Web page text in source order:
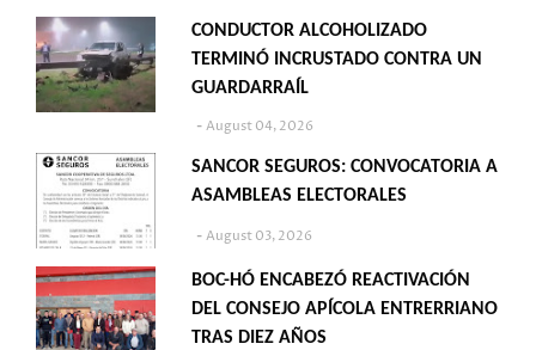
CONDUCTOR ALCOHOLIZADO
TERMINÓ INCRUSTADO CONTRA UN
GUARDARRAÍL
August 04, 2026
SANCOR SEGUROS: CONVOCATORIA A
ASAMBLEAS ELECTORALES
August 03, 2026
BOC-HÓ ENCABEZÓ REACTIVACIÓN
DEL CONSEJO APÍCOLA ENTRERRIANO
TRAS DIEZ AÑOS